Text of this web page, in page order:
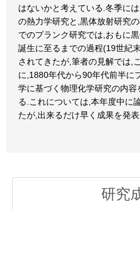
はないかと考えている.冬季に
の熱力学研究と,黒体放射研究
でのプランク研究では,おもに
誕生に至るまでの過程(19世紀
されてきたが,筆者の見解では,
に,1880年代から90年代前半に
学に基づく物理化学研究の内
る.これについては,本年度中に
たが,出来るだけ早く成果を発
研究